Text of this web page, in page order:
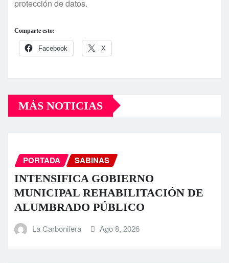
protección de datos.
Comparte esto:
Facebook X
MÁS NOTICIAS
PORTADA SABINAS
INTENSIFICA GOBIERNO
MUNICIPAL REHABILITACIÓN DE
ALUMBRADO PÚBLICO
La Carbonifera Ago 8, 2026